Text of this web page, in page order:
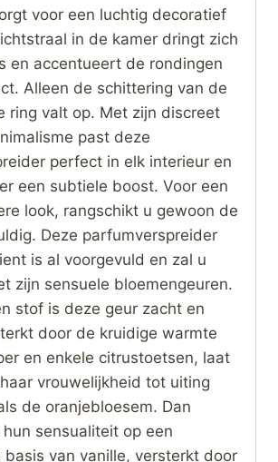
voor een luchtig decoratief
in de kamer dringt zich
en accentueert de rondingen
Alleen de schittering van de
ring valt op. Met zijn discreet
past deze
perfect in elk interieur en
een subtiele boost. Voor een
look, rangschikt u gewoon de
Deze parfumverspreider
is al voorgevuld en zal u
zijn sensuele bloemengeuren.
stof is deze geur zacht en
door de kruidige warmte
en enkele citrustoetsen, laat
vrouwelijkheid tot uiting
de oranjebloesem. Dan
sensualiteit op een
basis van vanille, versterkt door